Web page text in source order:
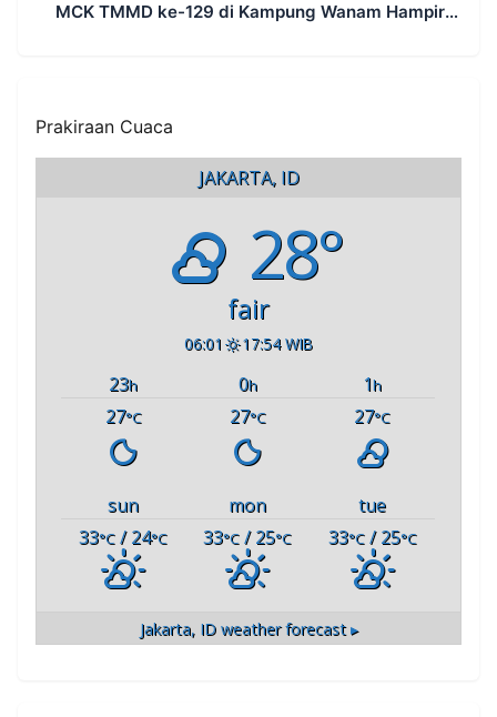
MCK TMMD ke-129 di Kampung Wanam Hampir
Prakiraan Cuaca
JAKARTA, ID
28°
fair
06:01 17:54 WIB
23h 0h 1h
27°C 27°C 27°C
sun mon
tue
33°C / 24°C 33°C / 25°C 33°C/ 25°C
Jakarta, IDweather forecast ▸